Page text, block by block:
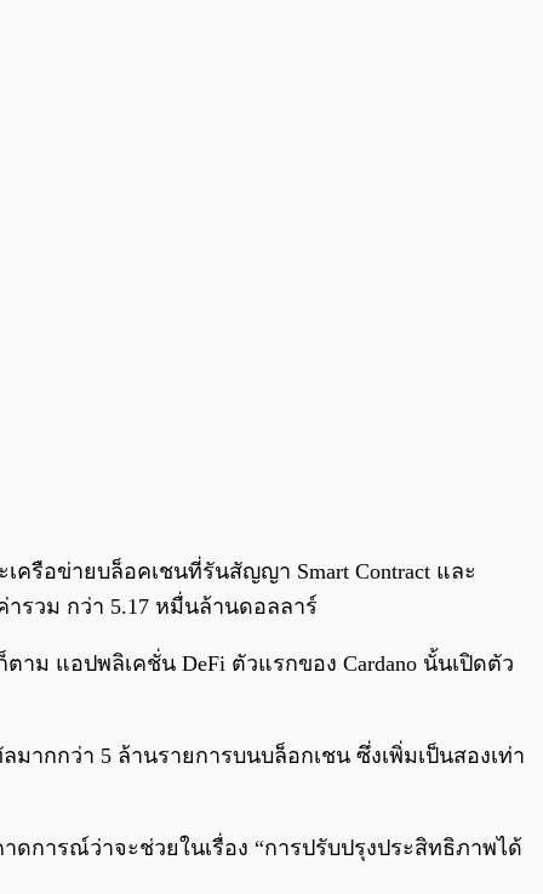
ครือข่ายบล็อคเชนที่รันสัญญา Smart Contract และ
รวม กว่า 5.17 หมื่นล้านดอลลาร์
าม แอปพลิเคชั่น DeFi ตัวแรกของ Cardano นั้นเปิดตัว
มากกว่า 5 ล้านรายการบนบล็อกเชน ซึ่งเพิ่มเป็นสองเท่า
าดการณ์ว่าจะช่วยในเรื่อง “การปรับปรุงประสิทธิภาพได้